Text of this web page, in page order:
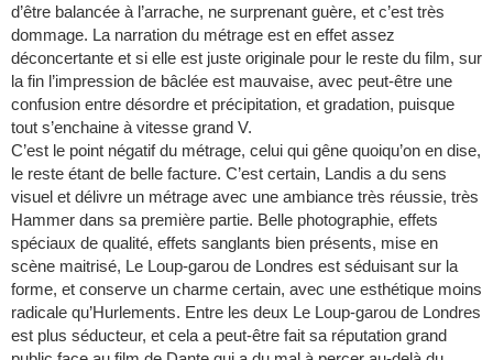
d’être balancée à l’arrache, ne surprenant guère, et c’est très
dommage. La narration du métrage est en effet assez
déconcertante et si elle est juste originale pour le reste du film, sur
la fin l’impression de bâclée est mauvaise, avec peut-être une
confusion entre désordre et précipitation, et gradation, puisque
tout s’enchaine à vitesse grand V.
C’est le point négatif du métrage, celui qui gêne quoiqu’on en dise,
le reste étant de belle facture. C’est certain, Landis a du sens
visuel et délivre un métrage avec une ambiance très réussie, très
Hammer dans sa première partie. Belle photographie, effets
spéciaux de qualité, effets sanglants bien présents, mise en
scène maitrisé, Le Loup-garou de Londres est séduisant sur la
forme, et conserve un charme certain, avec une esthétique moins
radicale qu’Hurlements. Entre les deux Le Loup-garou de Londres
est plus séducteur, et cela a peut-être fait sa réputation grand